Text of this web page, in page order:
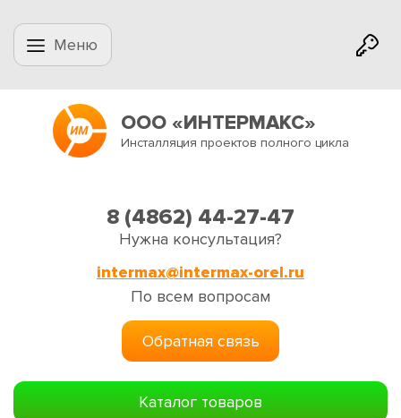
Меню
ООО «ИНТЕРМАКС»
Инсталляция проектов полного цикла
8 (4862) 44-27-47
Нужна консультация?
intermax@intermax-orel.ru
По всем вопросам
Обратная связь
Каталог товаров